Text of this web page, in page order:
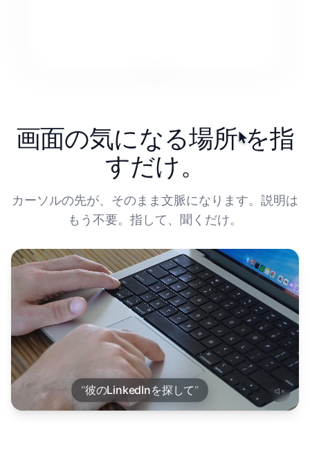
画面の気になる場所 を指
すだけ。
カーソルの先が、そのまま文脈になります。説明は
もう不要。指して、聞くだけ。
“彼のLinkedInを探して”